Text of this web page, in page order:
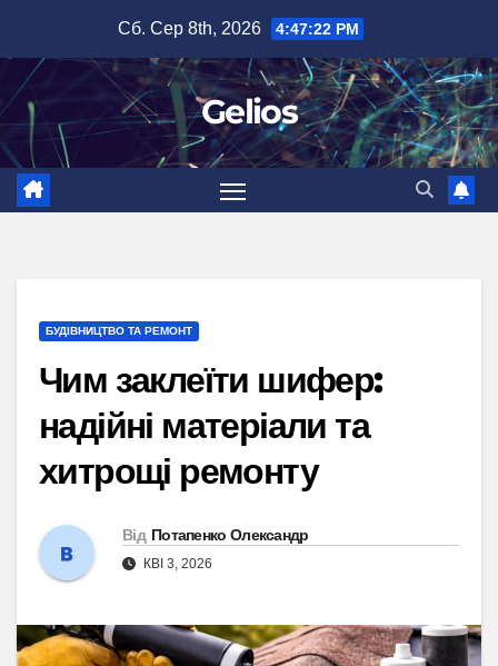
вмісту
Сб. Сер 8th, 2026 4:47:23 PM
Gelios
БУДІВНИЦТВО ТА РЕМОНТ
Чим заклеїти шифер:
надійні матеріали та
хитрощі ремонту
Від Потапенко Олександр
КВІ 3, 2026